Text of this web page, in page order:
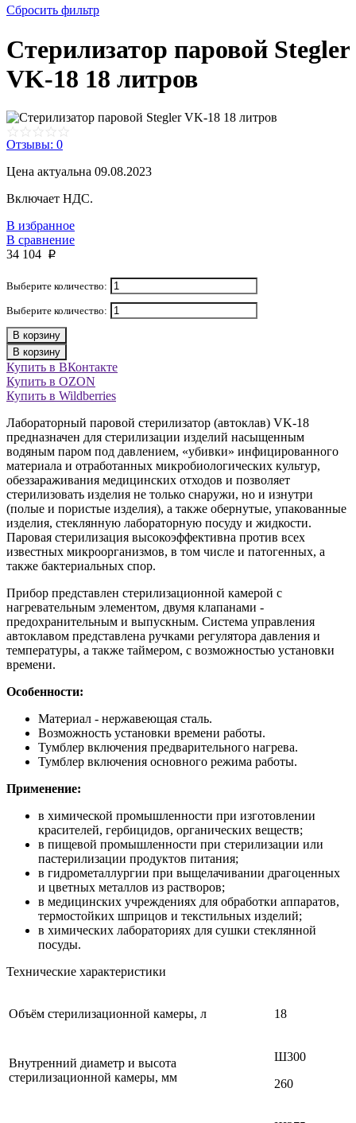
Сбросить фильтр
Стерилизатор паровой Stegler
VK-18 18 литров
Отзывы: 0
Цена актуальна 09.08.2023
Включает НДС.
В избранное
В сравнение
34 104 p
Выберите количество:
Выберите количество:
В корзину
В корзину
Купить в ВКонтакте
Купить в OZON
Купить в Wildberries
Лабораторный паровой стерилизатор (автоклав) VK-18
предназначен для стерилизации изделий насыщенным
водяным паром под давлением, «убивки» инфицированного
материала и отработанных микробиологических культур,
обеззараживания медицинских отходов и позволяет
стерилизовать изделия не только снаружи, но и изнутри
(полые и пористые изделия), а также обернутые, упакованные
изделия, стеклянную лабораторную посуду и жидкости.
Паровая стерилизация высокоэффективна против всех
известных микроорганизмов, в том числе и патогенных, а
также бактериальных спор.
Прибор представлен стерилизационной камерой с
нагревательным элементом, двумя клапанами -
предохранительным и выпускным. Система управления
автоклавом представлена ручками регулятора давления и
температуры, а также таймером, с возможностью установки
времени.
Особенности:
Материал - нержавеющая сталь.
Возможность установки времени работы.
Тумблер включения предварительного нагрева.
Тумблер включения основного режима работы.
Применение:
в химической промышленности при изготовлении
красителей, гербицидов, органических веществ;
в пищевой промышленности при стерилизации или
пастерилизации продуктов питания;
в гидрометаллургии при выщелачивании драгоценных
и цветных металлов из растворов;
в медицинских учреждениях для обработки аппаратов,
термостойких шприцов и текстильных изделий;
в химических лабораториях для сушки стеклянной
посуды.
Технические характеристики
Объём стерилизационной камеры, л 18
Внутренний диаметр и высота
стерилизационной камеры, мм
Ш300
260